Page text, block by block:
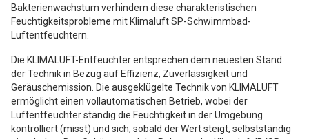
Bakterienwachstum verhindern diese charakteristischen
Feuchtigkeitsprobleme mit Klimaluft SP-Schwimmbad-
Luftentfeuchtern.
Die KLIMALUFT-Entfeuchter entsprechen dem neuesten Stand
der Technik in Bezug auf Effizienz, Zuverlässigkeit und
Geräuschemission. Die ausgeklügelte Technik von KLIMALUFT
ermöglicht einen vollautomatischen Betrieb, wobei der
Luftentfeuchter ständig die Feuchtigkeit in der Umgebung
kontrolliert (misst) und sich, sobald der Wert steigt, selbstständig